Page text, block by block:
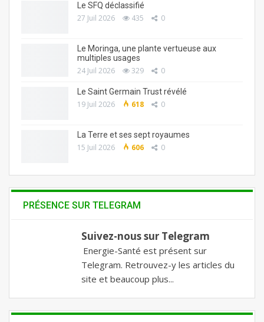
Le SFQ déclassifié
27 Juil 2026 435 0
Le Moringa, une plante vertueuse aux
multiples usages
24 Juil 2026 329 0
Le Saint Germain Trust révélé
19 Juil 2026 618 0
La Terre et ses sept royaumes
15 Juil 2026 606 0
PRÉSENCE SUR TELEGRAM
Suivez-nous sur Telegram
Energie-Santé est présent sur
Telegram. Retrouvez-y les articles du
site et beaucoup plus...